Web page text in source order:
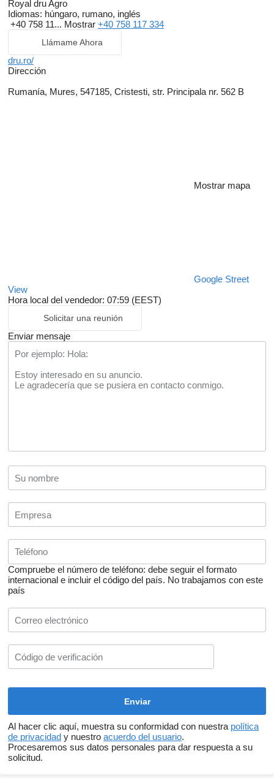
Royal dru Agro
Idiomas: húngaro, rumano, inglés
+40 758 11... Mostrar +40 758 117 334
Llámame Ahora
dru.ro/
Dirección
Rumanía, Mures, 547185, Cristesti, str. Principala nr. 562 B
Mostrar mapa
Google Street
View
Hora local del vendedor: 07:59 (EEST)
Solicitar una reunión
Enviar mensaje
Compruebe el número de teléfono: debe seguir el formato
internacional e incluir el código del país. No trabajamos con este
país
Al hacer clic aquí, muestra su conformidad con nuestra política
de privacidad y nuestro acuerdo del usuario.
Procesaremos sus datos personales para dar respuesta a su
solicitud.